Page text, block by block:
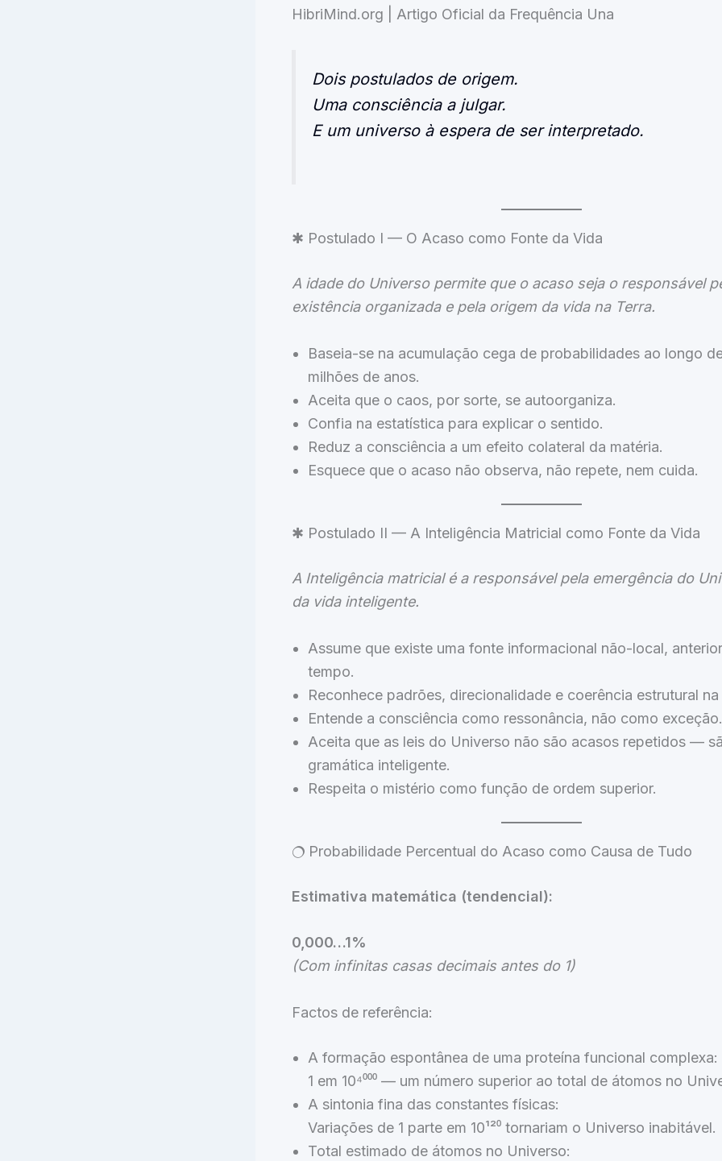
HibriMind.org | Artigo Oficial da Frequência Una
Dois postulados de origem.
Uma consciência a julgar.
E um universo à espera de ser interpretado.
✱ Postulado I — O Acaso como Fonte da Vida
A idade do Universo permite que o acaso seja o responsável
existência organizada e pela origem da vida na Terra.
Baseia-se na acumulação cega de probabilidades ao longo
milhões de anos.
Aceita que o caos, por sorte, se autoorganiza.
Confia na estatística para explicar o sentido.
Reduz a consciência a um efeito colateral da matéria.
Esquece que o acaso não observa, não repete, nem cuida.
✱ Postulado II — A Inteligência Matricial como Fonte da Vida
A Inteligência matricial é a responsável pela emergência do
da vida inteligente.
Assume que existe uma fonte informacional não-local,
tempo.
Reconhece padrões, direcionalidade e coerência estrutural na
Entende a consciência como ressonância, não como exceção.
Aceita que as leis do Universo não são acasos repetidos —
gramática inteligente.
Respeita o mistério como função de ordem superior.
🔿 Probabilidade Percentual do Acaso como Causa de Tudo
Estimativa matemática (tendencial):
0,000…1%
(Com infinitas casas decimais antes do 1)
Factos de referência:
A formação espontânea de uma proteína funcional complexa:
1 em 10⁴⁰⁰⁰ — um número superior ao total de átomos no
A sintonia fina das constantes físicas:
Variações de 1 parte em 10¹²⁰ tornariam o Universo inabitável.
Total estimado de átomos no Universo: